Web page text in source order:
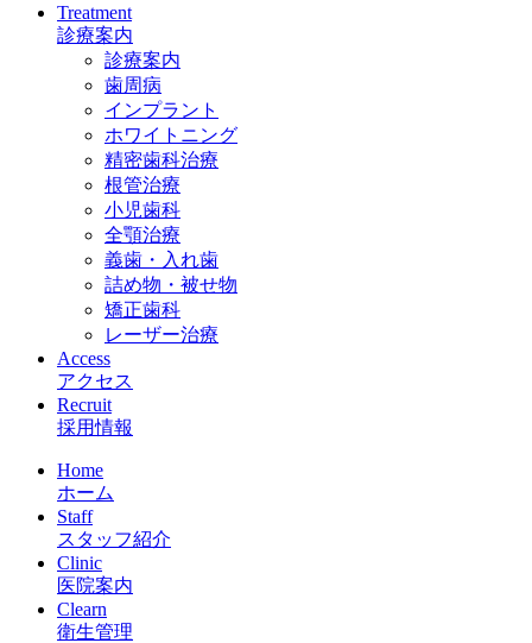
Treatment
診療案内
診療案内
歯周病
インプラント
ホワイトニング
精密歯科治療
根管治療
小児歯科
全顎治療
義歯・入れ歯
詰め物・被せ物
矯正歯科
レーザー治療
Access
アクセス
Recruit
採用情報
Home
ホーム
Staff
スタッフ紹介
Clinic
医院案内
Clearn
衛生管理